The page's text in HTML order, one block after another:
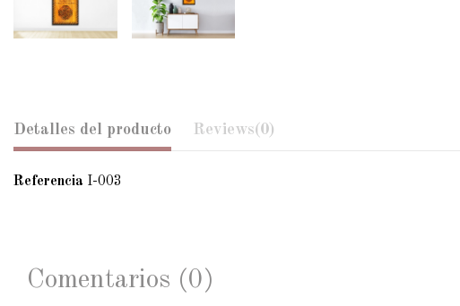
Detalles del producto Reviews(0)
Referencia I-003
Comentarios (0)